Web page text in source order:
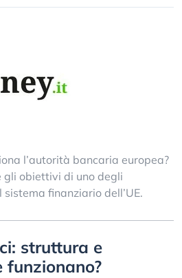
l’autorità bancaria europea?
gli obiettivi di uno degli
finanziario dell’UE.
struttura e
funzionano?